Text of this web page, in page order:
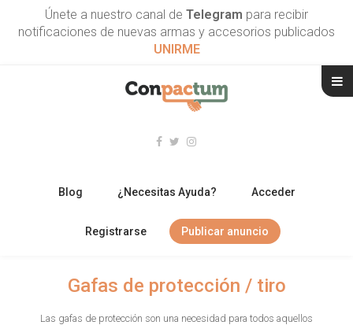
Únete a nuestro canal de Telegram para recibir
notificaciones de nuevas armas y accesorios publicados
UNIRME
Blog ¿Necesitas Ayuda? Acceder
Registrarse Publicar anuncio
Gafas de protección / tiro
Las gafas de protección son una necesidad para todos aquellos